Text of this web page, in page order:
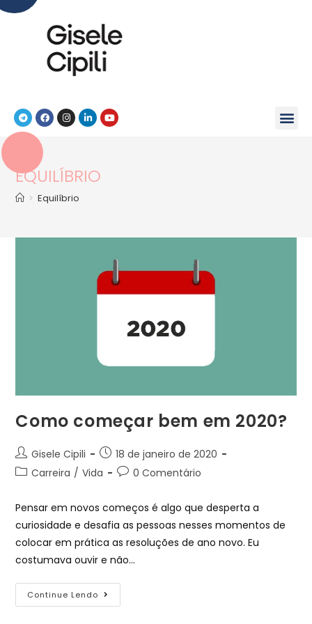
EQUILÍBRIO
> Equilíbrio
Como começar bem em 2020?
Gisele Cipili
18 de janeiro de 2020
Carreira / Vida 0 Comentário
Pensar em novos começos é algo que desperta a
curiosidade e desafia as pessoas nesses momentos de
colocar em prática as resoluções de ano novo. Eu
costumava ouvir e não…
Continue Lendo